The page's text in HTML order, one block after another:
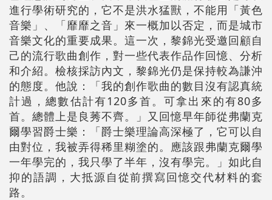
進行學術研究的，它不是洪水猛獸，不能用「黃色
音樂」、「靡靡之音」來一概加以否定，而是城市
音樂文化的重要成果。這一次，黎錦光受邀回顧自
己的流行歌曲創作，對一些代表作品作回憶、分析
和介紹。檢核採訪內文，黎錦光仍是保持較為謙沖
的態度。他說：「我的創作歌曲的數目沒有認真統
計過，總數估計有120多首。可拿出來的有80多
首。總體上是良莠不齊。」又回憶早年師從弗蘭克
爾學習爵士樂：「爵士樂理論高深極了，它可以自
由對位，我被弄得稀里糊塗的。應該跟弗蘭克爾學
一年學完的，我只學了半年，沒有學完。」如此自
抑的語調，大抵源自從前撰寫回憶交代材料的套
路。